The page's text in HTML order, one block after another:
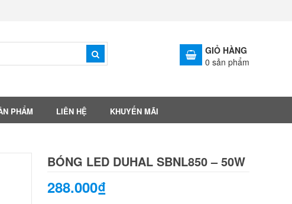
GIỎ HÀNG
0 sản phẩm
PHẨM LIÊN HỆ KHUYẾN MÃI
BÓNG LED DUHAL SBNL850 – 50W
288.000₫